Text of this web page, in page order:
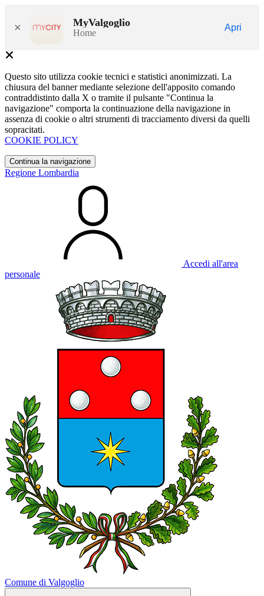
× MyValgoglio
Home
Apri
Questo sito utilizza cookie tecnici e statistici anonimizzati. La
chiusura del banner mediante selezione dell'apposito comando
contraddistinto dalla X o tramite il pulsante "Continua la
navigazione" comporta la continuazione della navigazione in
assenza di cookie o altri strumenti di tracciamento diversi da quelli
sopracitati.
COOKIE POLICY
Continua la navigazione
Regione Lombardia
Accedi all'area
personale
Comune di Valgoglio